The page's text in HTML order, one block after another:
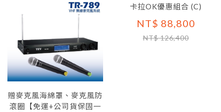
贈麥克風海綿罩、麥克風防
滾圈【免運+公司貨保固一
卡拉OK優惠組合 (C)
NT$ 88,800
NT$ 126,400